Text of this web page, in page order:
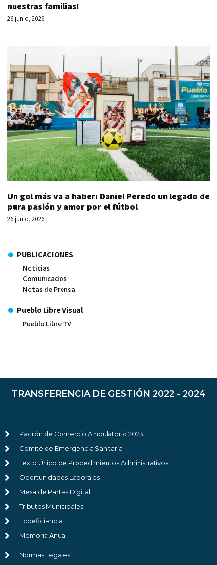
nuestras familias!
26 junio, 2026
Un gol más va a haber: Daniel Peredo un legado de
pura pasión y amor por el fútbol
26 junio, 2026
PUBLICACIONES
Noticias
Comunicados
Notas de Prensa
Pueblo Libre Visual
Pueblo Libre TV
TRANSFERENCIA DE GESTIÓN 2022 - 2024
Padrón de Comercio Ambulatorio 2023
Comité de Emergencia Sanitaria
Texto Único de Procedimientos Administrativos
Oportunidades Laborales
Mesa de Partes Digital
Tributos Municipales
Ecoeficiencia
Memoria Anual
Normas Legales